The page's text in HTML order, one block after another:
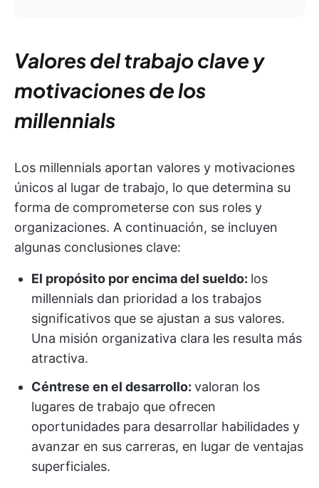
Valores del trabajo clave y
motivaciones de los
millennials
Los millennials aportan valores y motivaciones
únicos al lugar de trabajo, lo que determina su
forma de comprometerse con sus roles y
organizaciones. A continuación, se incluyen
algunas conclusiones clave:
El propósito por encima del sueldo: los
millennials dan prioridad a los trabajos
significativos que se ajustan a sus valores.
Una misión organizativa clara les resulta más
atractiva.
Céntrese en el desarrollo: valoran los
lugares de trabajo que ofrecen
oportunidades para desarrollar habilidades y
avanzar en sus carreras, en lugar de ventajas
superficiales.